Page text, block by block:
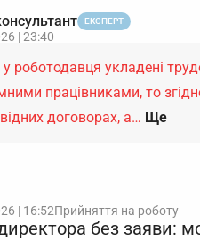
ЕКСПЕРТ
| 23:40
роботодавця укладені
працівниками, то
договорах, а… Ще
| 16:52Прийняття на роботу
без заяви: